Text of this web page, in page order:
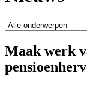
Maak werk